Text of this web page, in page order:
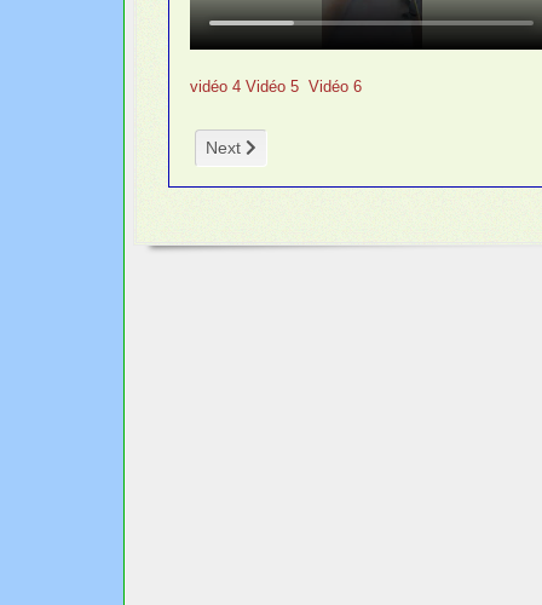
vidéo 4 Vidéo 5 Vidéo 6
Next article: Fournitures scolaires
Next